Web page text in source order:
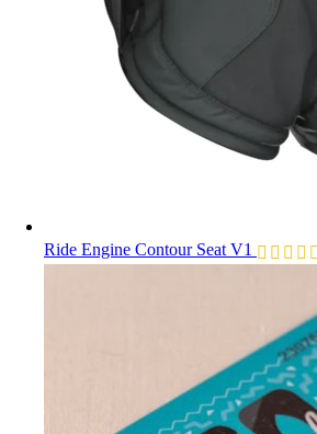
Ride Engine Contour Seat V1